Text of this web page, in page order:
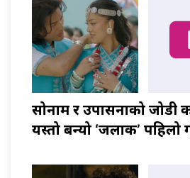
सोनाम र उपासनाको जोडी
यस्तो बन्यो ‘जलाकी’ पहिलो